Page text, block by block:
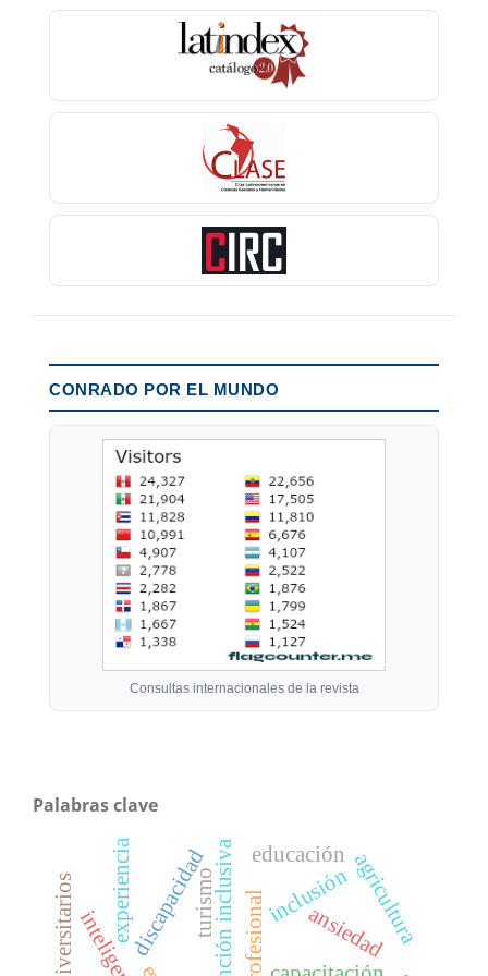
CONRADO POR EL MUNDO
Consultas internacionales de la revista
Palabras clave
atención inclusiva inclusión
discapacidad ansiedad
agricultura
turismo
educación
experiencia